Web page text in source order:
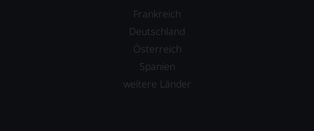
Frankreich
Deutschland
Österreich
Spanien
weitere Länder